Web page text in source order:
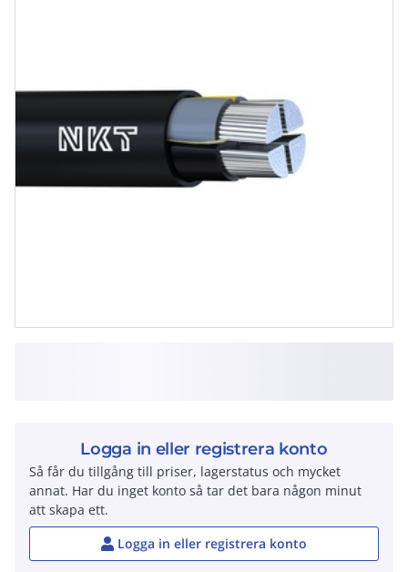
Logga in eller registrera konto
Så får du tillgång till priser, lagerstatus och mycket
annat. Har du inget konto så tar det bara någon minut
att skapa ett.
Logga in eller registrera konto